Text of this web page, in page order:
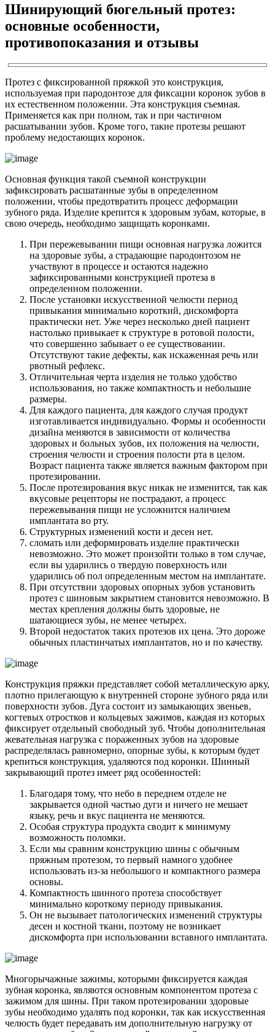
Шинирующий бюгельный протез:
основные особенности,
противопоказания и отзывы
Протез с фиксированной пряжкой это конструкция,
используемая при пародонтозе для фиксации коронок зубов в
их естественном положении. Эта конструкция съемная.
Применяется как при полном, так и при частичном
расшатывании зубов. Кроме того, такие протезы решают
проблему недостающих коронок.
Основная функция такой съемной конструкции
зафиксировать расшатанные зубы в определенном
положении, чтобы предотвратить процесс деформации
зубного ряда. Изделие крепится к здоровым зубам, которые, в
свою очередь, необходимо защищать коронками.
При пережевывании пищи основная нагрузка ложится
на здоровые зубы, а страдающие пародонтозом не
участвуют в процессе и остаются надежно
зафиксированными конструкцией протеза в
определенном положении.
После установки искусственной челюсти период
привыкания минимально короткий, дискомфорта
практически нет. Уже через несколько дней пациент
настолько привыкает к структуре в ротовой полости,
что совершенно забывает о ее существовании.
Отсутствуют такие дефекты, как искаженная речь или
рвотный рефлекс.
Отличительная черта изделия не только удобство
использования, но также компактность и небольшие
размеры.
Для каждого пациента, для каждого случая продукт
изготавливается индивидуально. Формы и особенности
дизайна меняются в зависимости от количества
здоровых и больных зубов, их положения на челюсти,
строения челюсти и строения полости рта в целом.
Возраст пациента также является важным фактором при
протезировании.
После протезирования вкус никак не изменится, так как
вкусовые рецепторы не пострадают, а процесс
пережевывания пищи не усложнится наличием
имплантата во рту.
Структурных изменений кости и десен нет.
сломать или деформировать изделие практически
невозможно. Это может произойти только в том случае,
если вы ударились о твердую поверхность или
ударились об пол определенным местом на имплантате.
При отсутствии здоровых опорных зубов установить
протез с шиновым закрытием становится невозможно. В
местах крепления должны быть здоровые, не
шатающиеся зубы, не менее четырех.
Второй недостаток таких протезов их цена. Это дороже
обычных пластинчатых имплантатов, но и по качеству.
Конструкция пряжки представляет собой металлическую арку,
плотно прилегающую к внутренней стороне зубного ряда или
поверхности зубов. Дуга состоит из замыкающих звеньев,
когтевых отростков и кольцевых зажимов, каждая из которых
фиксирует отдельный свободный зуб. Чтобы дополнительная
жевательная нагрузка с пораженных зубов на здоровые
распределялась равномерно, опорные зубы, к которым будет
крепиться конструкция, удаляются под коронки. Шинный
закрывающий протез имеет ряд особенностей:
Благодаря тому, что небо в переднем отделе не
закрывается одной частью дуги и ничего не мешает
языку, речь и вкус пациента не меняются.
Особая структура продукта сводит к минимуму
возможность поломки.
Если мы сравним конструкцию шины с обычным
пряжным протезом, то первый намного удобнее
использовать из-за небольшого и компактного размера
основы.
Компактность шинного протеза способствует
минимально короткому периоду привыкания.
Он не вызывает патологических изменений структуры
десен и костной ткани, поэтому не возникает
дискомфорта при использовании вставного имплантата.
Многорычажные зажимы, которыми фиксируется каждая
зубная коронка, являются основным компонентом протеза с
зажимом для шины. При таком протезировании здоровые
зубы необходимо удалять под коронки, так как искусственная
челюсть будет передавать им дополнительную нагрузку от